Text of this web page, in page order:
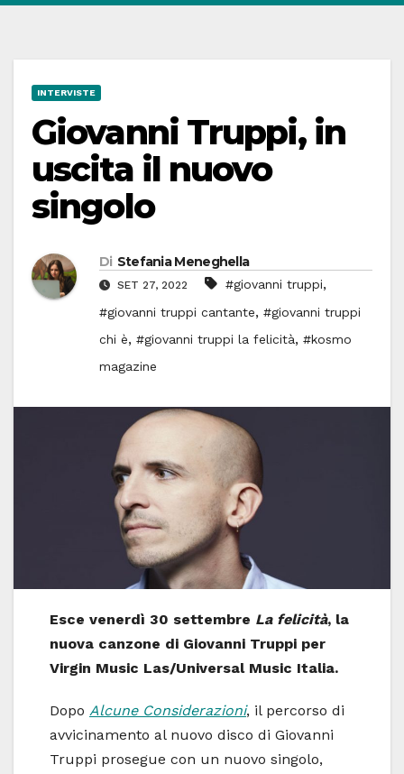
INTERVISTE
Giovanni Truppi, in
uscita il nuovo
singolo
Di Stefania Meneghella
SET 27, 2022 #giovanni truppi,
#giovanni truppi cantante, #giovanni truppi
chi è, #giovanni truppi la felicità, #kosmo
magazine
Esce venerdì 30 settembre La felicità, la
nuova canzone di Giovanni Truppi per
Virgin Music Las/Universal Music Italia.
Dopo Alcune Considerazioni, il percorso di
avvicinamento al nuovo disco di Giovanni
Truppi prosegue con un nuovo singolo,